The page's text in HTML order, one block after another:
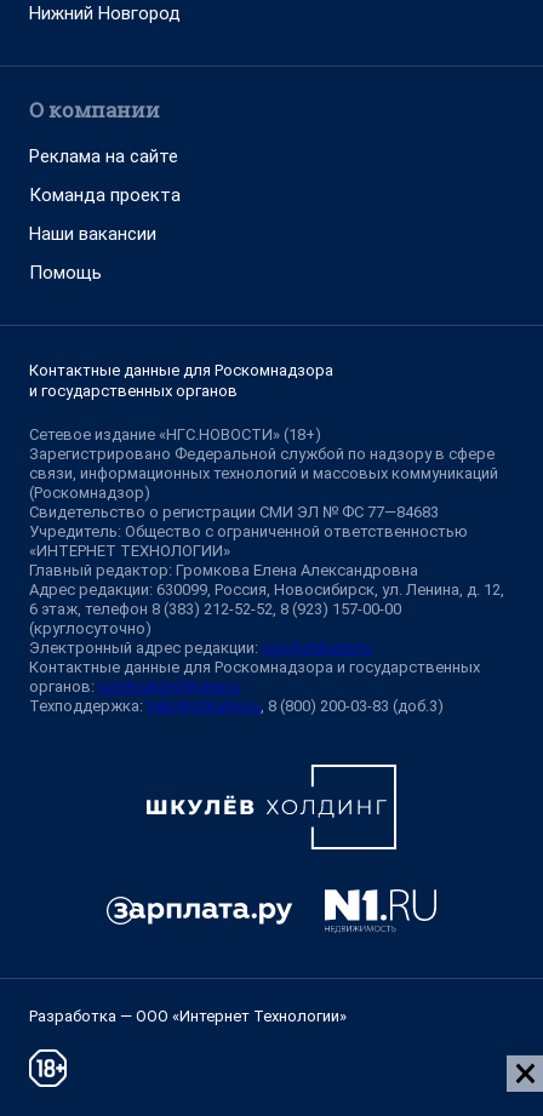
Нижний Новгород
О компании
Реклама на сайте
Команда проекта
Наши вакансии
Помощь
Контактные данные для Роскомнадзора
и государственных органов
Сетевое издание «НГС.НОВОСТИ» (18+)
Зарегистрировано Федеральной службой по надзору в сфере
связи, информационных технологий и массовых коммуникаций
(Роскомнадзор)
Свидетельство о регистрации СМИ ЭЛ № ФС 77—84683
Учредитель: Общество с ограниченной ответственностью
«ИНТЕРНЕТ ТЕХНОЛОГИИ»
Главный редактор: Громкова Елена Александровна
Адрес редакции: 630099, Россия, Новосибирск, ул. Ленина, д. 12,
6 этаж, телефон 8 (383) 212-52-52, 8 (923) 157-00-00
(круглосуточно)
Электронный адрес редакции: ngs@shkulev.ru
Контактные данные для Роскомнадзора и государственных
органов: juristnsk@shkulev.ru
Техподдержка: help@shkulev.ru , 8 (800) 200-03-83 (доб.3)
Разработка — ООО «Интернет Технологии»